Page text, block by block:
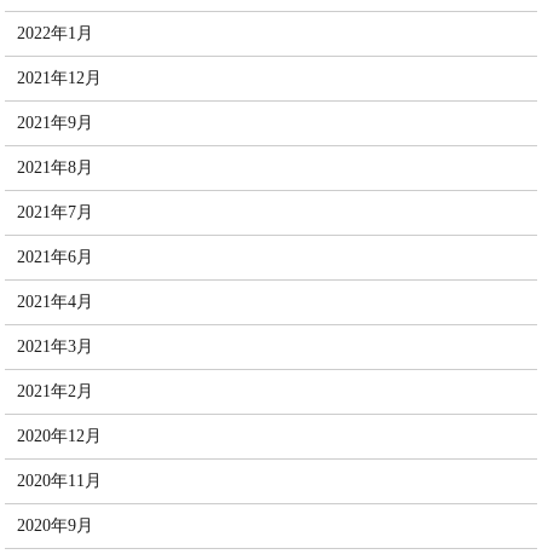
2022年1月
2021年12月
2021年9月
2021年8月
2021年7月
2021年6月
2021年4月
2021年3月
2021年2月
2020年12月
2020年11月
2020年9月